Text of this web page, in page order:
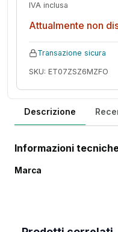
IVA inclusa
Attualmente non
Transazione sicura
SKU: ET07ZSZ6MZFO
Descrizione
Informazioni
Marca